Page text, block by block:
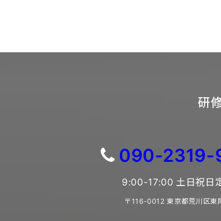
研
090-2319-
9:00-17:00 土日祝日
〒116-0012 東京都荒川区東